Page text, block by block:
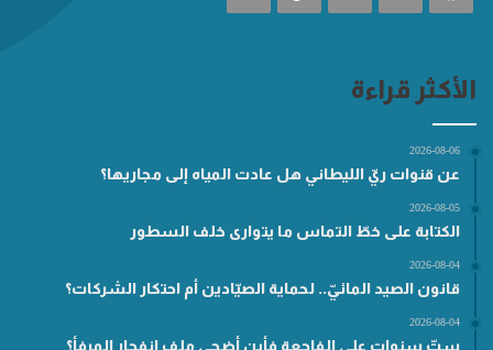
الأكثر قراءة
2026-08-06
عن قنوات ريّ الليطاني هل عادت المياه إلى مجاريها؟
2026-08-05
الكتابة على خطّ التماس ما يتوارى خلف السطور
2026-08-04
قانون الصيد المائيّ.. لحماية الصيّادين أم احتكار الشركات؟
2026-08-04
ستّ سنوات على الفاجعة فأين أضحى ملف انفجار المرفأ؟